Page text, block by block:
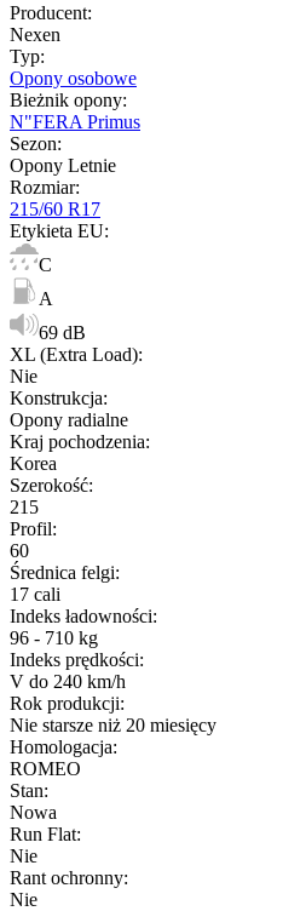
Producent:
Nexen
Typ:
Opony osobowe
Bieżnik opony:
N"FERA Primus
Sezon:
Opony Letnie
Rozmiar:
215/60 R17
Etykieta EU:
C
A
69 dB
XL (Extra Load):
Nie
Konstrukcja:
Opony radialne
Kraj pochodzenia:
Korea
Szerokość:
215
Profil:
60
Średnica felgi:
17 cali
Indeks ładowności:
96 - 710 kg
Indeks prędkości:
V do 240 km/h
Rok produkcji:
Nie starsze niż 20 miesięcy
Homologacja:
ROMEO
Stan:
Nowa
Run Flat:
Nie
Rant ochronny:
Nie